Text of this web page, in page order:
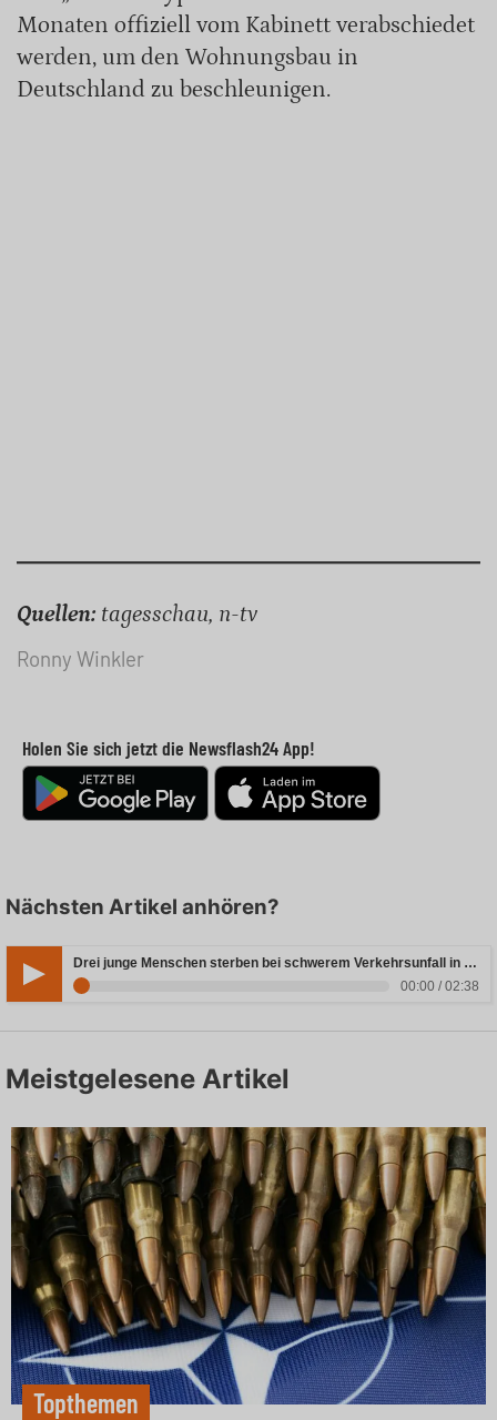
Monaten offiziell vom Kabinett verabschiedet
werden, um den Wohnungsbau in
Deutschland zu beschleunigen.
Quellen: tagesschau, n-tv
Ronny Winkler
Holen Sie sich jetzt die Newsflash24 App!
Nächsten Artikel anhören?
Drei junge Menschen sterben bei schwerem Verkehrsunfall in Rheinland-Pfalz
00:00 / 02:38
Meistgelesene Artikel
Topthemen